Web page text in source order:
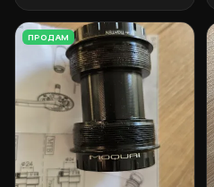
ПРОДАМ